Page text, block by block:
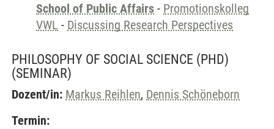
School of Public Affairs - Promotionskolleg
VWL - Discussing Research Perspectives
PHILOSOPHY OF SOCIAL SCIENCE (PHD)
(SEMINAR)
Dozent/in: Markus Reihlen, Dennis Schöneborn
Termin: